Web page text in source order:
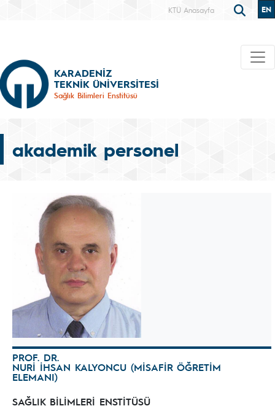
KTÜ Anasayfa EN
KARADENİZ
TEKNİK ÜNİVERSİTESİ
Sağlık Bilimleri Enstitüsü
akademik personel
PROF. DR.
NURİ İHSAN KALYONCU (MİSAFİR ÖĞRETİM
ELEMANI)
SAĞLIK BİLİMLERİ ENSTİTÜSÜ